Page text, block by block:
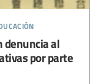
denuncia al
por parte